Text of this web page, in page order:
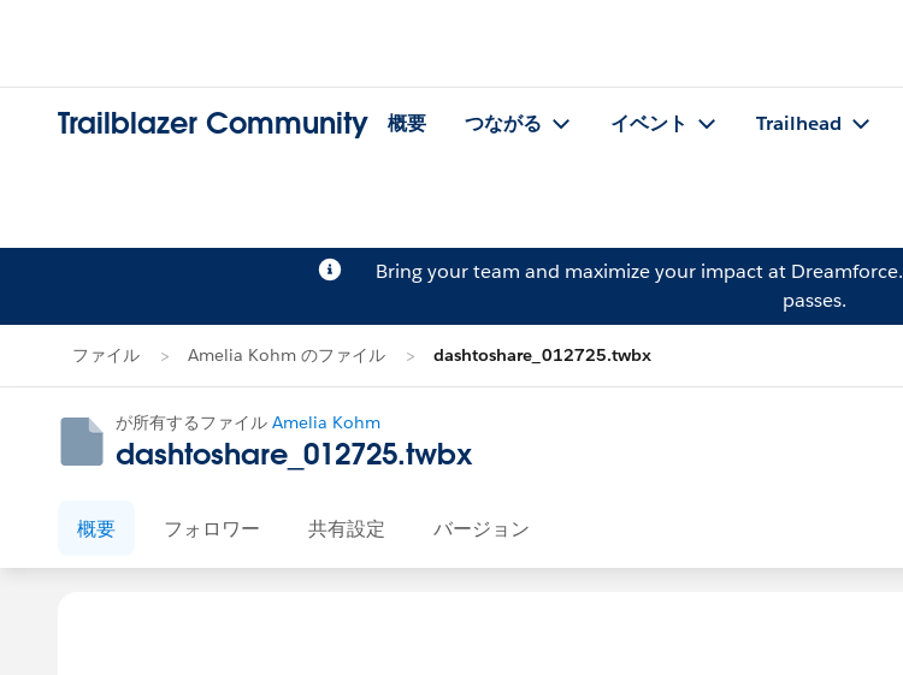
Trailblazer Community 概要 つながる イベント Trailhead
Bring your team and maximize your impact at Dreamforce.
passes.
ファイル Amelia Kohm のファイル dashtoshare_012725.twbx
が所有するファイル Amelia Kohm
dashtoshare_012725.twbx
概要 フォロワー 共有設定 バージョン